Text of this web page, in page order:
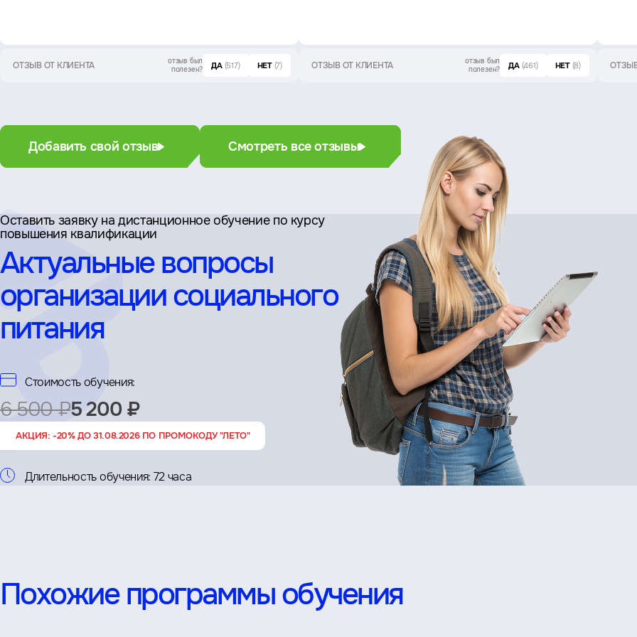
ОТЗЫВ ОТ КЛИЕНТА
отзыв был
полезен?
ДА (517) НЕТ (7) ОТЗЫВ ОТ КЛИЕНТА
отзыв был
полезен?
ДА (461) НЕТ (8)
Добавить свой отзыв Смотреть все отзывы
Оставить заявку на дистан­ционное обучение по курсу
повышения квалификации
Актуальные вопросы
организации социального
питания
Стоимость обучения:
6 500 ₽5 200 ₽
АКЦИЯ: -20% ДО 31.08.2026 ПО ПРОМОКОДУ "ЛЕТО"
Длительность обучения: 72 часа
Похожие программы обучения